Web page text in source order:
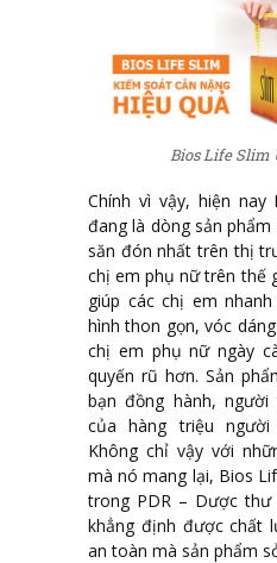
Bios Life
Chính vì vậy, hiện nay
đang là dòng sản
săn đón nhất trên thị
chị em phụ nữ trên thế
giúp các chị em
hình thon gọn, vóc
chị em phụ nữ ngày
quyến rũ hơn. Sản
bạn đồng hành,
của hàng triệu
Không chỉ vậy với
mà nó mang lại, Bios
trong PDR – Dược
khẳng định được chất
an toàn mà sản phẩm